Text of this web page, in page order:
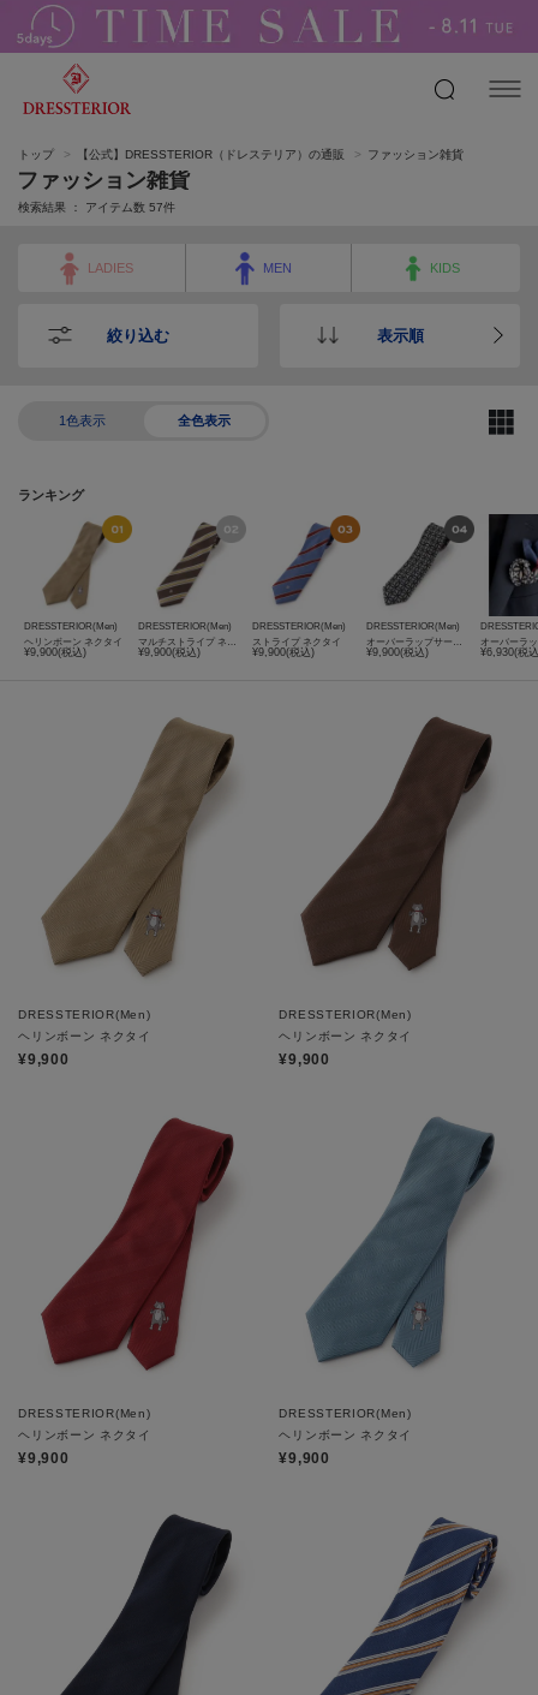
トップ 【公式】DRESSTERIOR（ドレステリア）の通販 ファッション雑貨
ファッション雑貨
検索結果 ： アイテム数 57件
LADIES MEN KIDS
絞り込む 表示順
1色表示 全色表示
ランキング
DRESSTERIOR(Men)
ヘリンボーン ネクタイ
¥9,900(税込)
DRESSTERIOR(Men)
¥9,900(税込)
DRESSTERIOR(Men)
ストライプ ネクタイ
¥9,900(税込)
DRESSTERIOR(Men)
¥9,900(税込) ¥6,930(税
DRESSTERIOR(Men)
ヘリンボーン ネクタイ
¥9,900
DRESSTERIOR(Men)
ヘリンボーン ネクタイ
¥9,900
DRESSTERIOR(Men)
ヘリンボーン ネクタイ
¥9,900
DRESSTERIOR(Men)
ヘリンボーン ネクタイ
¥9,900